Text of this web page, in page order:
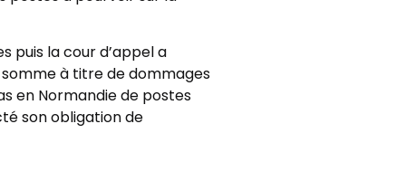
puis la cour d’appel a
à titre de dommages
en Normandie de postes
son obligation de